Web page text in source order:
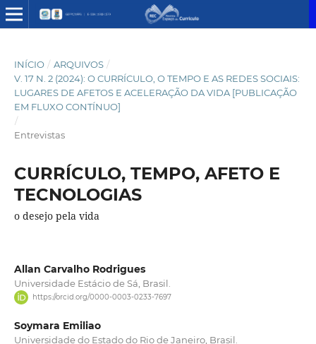
INÍCIO / ARQUIVOS /
V. 17 N. 2 (2024): O CURRÍCULO, O TEMPO E AS REDES SOCIAIS:
LUGARES DE AFETOS E ACELERAÇÃO DA VIDA [PUBLICAÇÃO
EM FLUXO CONTÍNUO]
/
Entrevistas
CURRÍCULO, TEMPO, AFETO E
TECNOLOGIAS
o desejo pela vida
Allan Carvalho Rodrigues
Universidade Estácio de Sá, Brasil.
https://orcid.org/0000-0003-0233-7697
Soymara Emiliao
Universidade do Estado do Rio de Janeiro, Brasil.